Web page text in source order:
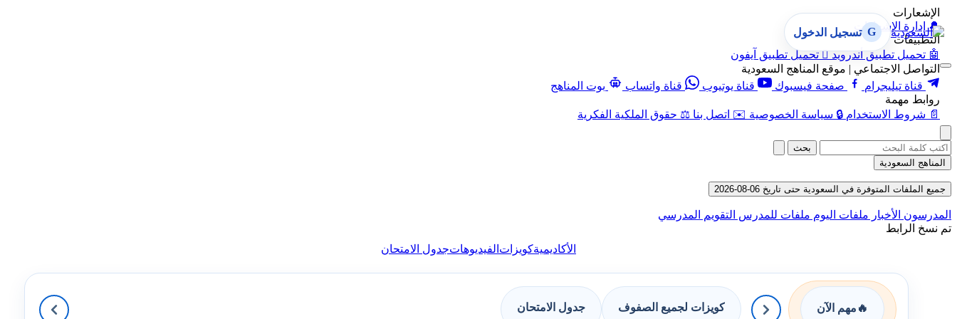
الإشعارات
🔔 إدارة الإشعارات
التطبيقات
🤖 تحميل تطبيق أندرويد  تحميل تطبيق آيفون
التواصل الاجتماعي | موقع المناهج السعودية
قناة تيليجرام
صفحة فيسبوك قناة يوتيوب قناة واتساب
بوت المناهج
روابط مهمة
📄 شروط الاستخدام 🔒 سياسة الخصوصية ✉️ اتصل بنا ⚖️ حقوق الملكية الفكرية
G تسجيل الدخول
بحث
المناهج السعودية
جميع الملفات المتوفرة في السعودية حتى تاريخ 06-08-2026
المدرسون الأخبار ملفات اليوم ملفات للمدرس التقويم المدرسي
تم نسخ الرابط
الأكاديميةكويزات الفيديوهاتجدول الامتحان
🔥 مهم الآن كويزات لجميع الصفوف جدول الامتحان